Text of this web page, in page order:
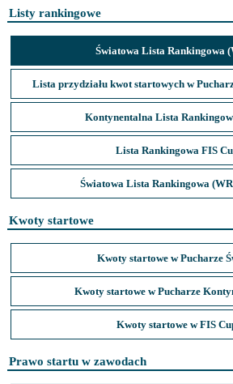
Listy rankingowe
Światowa Lista Rankingowa
Lista przydziału kwot startowych w
Kontynentalna Lista
Lista Rankingowa FIS
Światowa Lista Rankingowa
Kwoty startowe
Kwoty startowe w Pucharze
Kwoty startowe w Pucharze
Kwoty startowe w FIS
Prawo startu w zawodach